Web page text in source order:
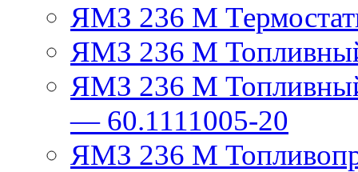
ЯМЗ 236 М
ЯМЗ 236 М
ЯМЗ 236 М
— 60.1111005-20
ЯМЗ 236 М